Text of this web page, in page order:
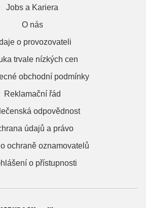
Jobs a Kariera
O nás
o provozovateli
trvale nízkých cen
obchodní podmínky
Reklamační řád
odpovědnost
údajů a právo
ochraně oznamovatelů
o přístupnosti